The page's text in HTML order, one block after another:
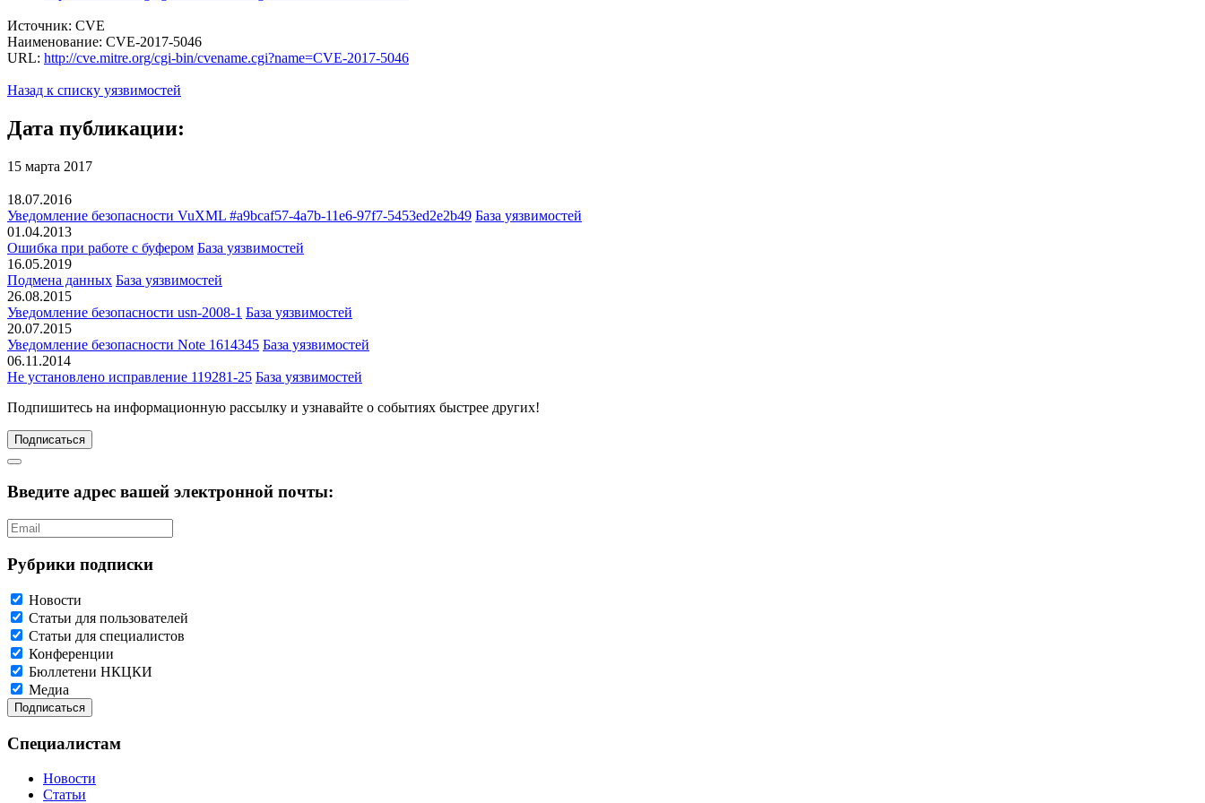
Источник: CVE
Наименование: CVE-2017-5046
URL: http://cve.mitre.org/cgi-bin/cvename.cgi?name=CVE-2017-5046
Назад к списку уязвимостей
Дата публикации:
15 марта 2017
18.07.2016
Уведомление безопасности VuXML #a9bcaf57-4a7b-11e6-97f7-5453ed2e2b49 База уязвимостей
01.04.2013
Ошибка при работе с буфером База уязвимостей
16.05.2019
Подмена данных База уязвимостей
26.08.2015
Уведомление безопасности usn-2008-1 База уязвимостей
20.07.2015
Уведомление безопасности Note 1614345 База уязвимостей
06.11.2014
Не установлено исправление 119281-25 База уязвимостей
Подпишитесь на информационную рассылку и узнавайте о событиях быстрее других!
Подписаться
Введите адрес вашей электронной почты:
Рубрики подписки
Новости
Статьи для пользователей
Статьи для специалистов
Конференции
Бюллетени НКЦКИ
Медиа
Специалистам
Новости
Статьи